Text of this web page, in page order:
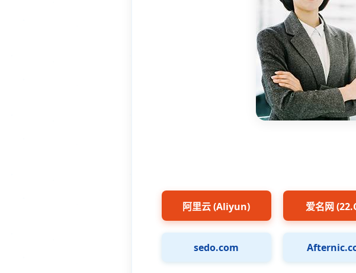
阿里云 (Aliyun) 爱名网
sedo.com